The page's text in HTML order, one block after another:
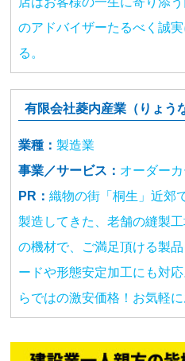
のアドバイザーたるべく誠
る。
有限会社菱内産業（りょう
業種： 製造業
事業／サービス： オーダー
PR： 織物の街「桐生」近郊
製造してきた、老舗の縫製
の機材で、ご満足頂ける製
ードや形態安定加工にも対
らではの激安価格！お気軽に